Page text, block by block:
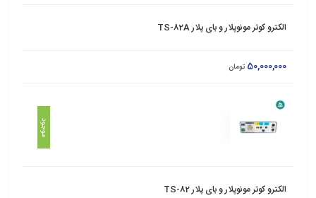
الکترو کوتر مونوپلار و بای پلار TS-82A
50,000,000 تومان
موجود
الکترو کوتر مونوپلار و بای پلار TS-82